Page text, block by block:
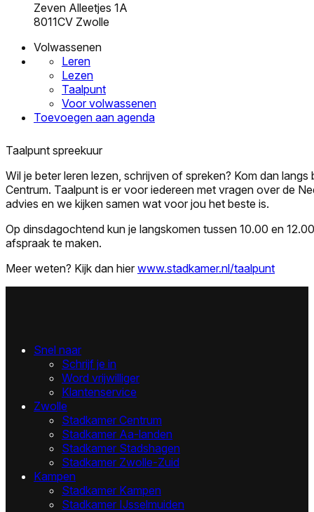
Zeven Alleetjes 1A
8011CV Zwolle
Volwassenen
Leren
Lezen
Taalpunt
Voor volwassenen
Toevoegen aan agenda
Taalpunt spreekuur
Wil je beter leren lezen, schrijven of spreken? Kom dan langs
Centrum. Taalpunt is er voor iedereen met vragen over de
advies en we kijken samen wat voor jou het beste is.
Op dinsdagochtend kun je langskomen tussen 10.00 en
afspraak te maken.
Meer weten? Kijk dan hier www.stadkamer.nl/taalpunt
Snel naar
Schrijf je in
Word vrijwilliger
Klantenservice
Zwolle
Stadkamer Centrum
Stadkamer Aa-landen
Stadkamer Stadshagen
Stadkamer Zwolle-Zuid
Kampen
Stadkamer Kampen
Stadkamer IJsselmuiden